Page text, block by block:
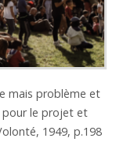
mais problème et
le projet et
1949, p.198